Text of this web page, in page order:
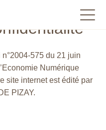
n°2004-575 du 21 juin
Numérique
site internet est édité par
PIZAY.